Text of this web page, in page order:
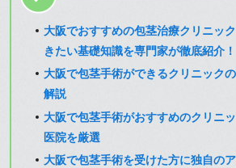
大阪でおすすめの包茎治療クリニッ
きたい基礎知識を専門家が徹底紹介！
大阪で包茎手術ができるクリニック
解説
大阪で包茎手術がおすすめのクリニ
医院を厳選
大阪で包茎手術を受けた方に独自の